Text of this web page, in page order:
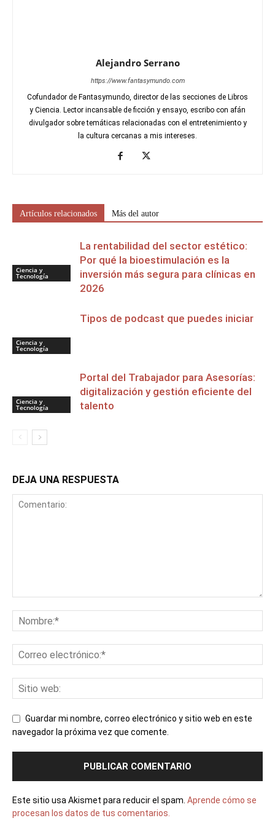
Alejandro Serrano
https://www.fantasymundo.com
Cofundador de Fantasymundo, director de las secciones de Libros
y Ciencia. Lector incansable de ficción y ensayo, escribo con afán
divulgador sobre temáticas relacionadas con el entretenimiento y
la cultura cercanas a mis intereses.
Artículos relacionados Más del autor
Ciencia y
Tecnología
La rentabilidad del sector estético:
Por qué la bioestimulación es la
inversión más segura para clínicas en
2026
Ciencia y
Tecnología
Tipos de podcast que puedes iniciar
Ciencia y
Tecnología
Portal del Trabajador para Asesorías:
digitalización y gestión eficiente del
talento
DEJA UNA RESPUESTA
Guardar mi nombre, correo electrónico y sitio web en este
navegador la próxima vez que comente.
Este sitio usa Akismet para reducir el spam. Aprende cómo se
procesan los datos de tus comentarios.